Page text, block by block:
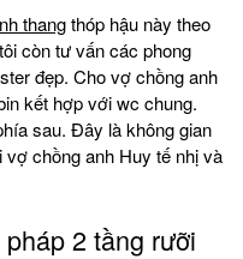
thangthóp hậu này theo
còn tư vấn các phong
đẹp. Cho vợ chồng anh
kết hợp với wc chung.
sau. Đây là không gian
chồng anh Huy tế nhị và
2 tầng rưỡi